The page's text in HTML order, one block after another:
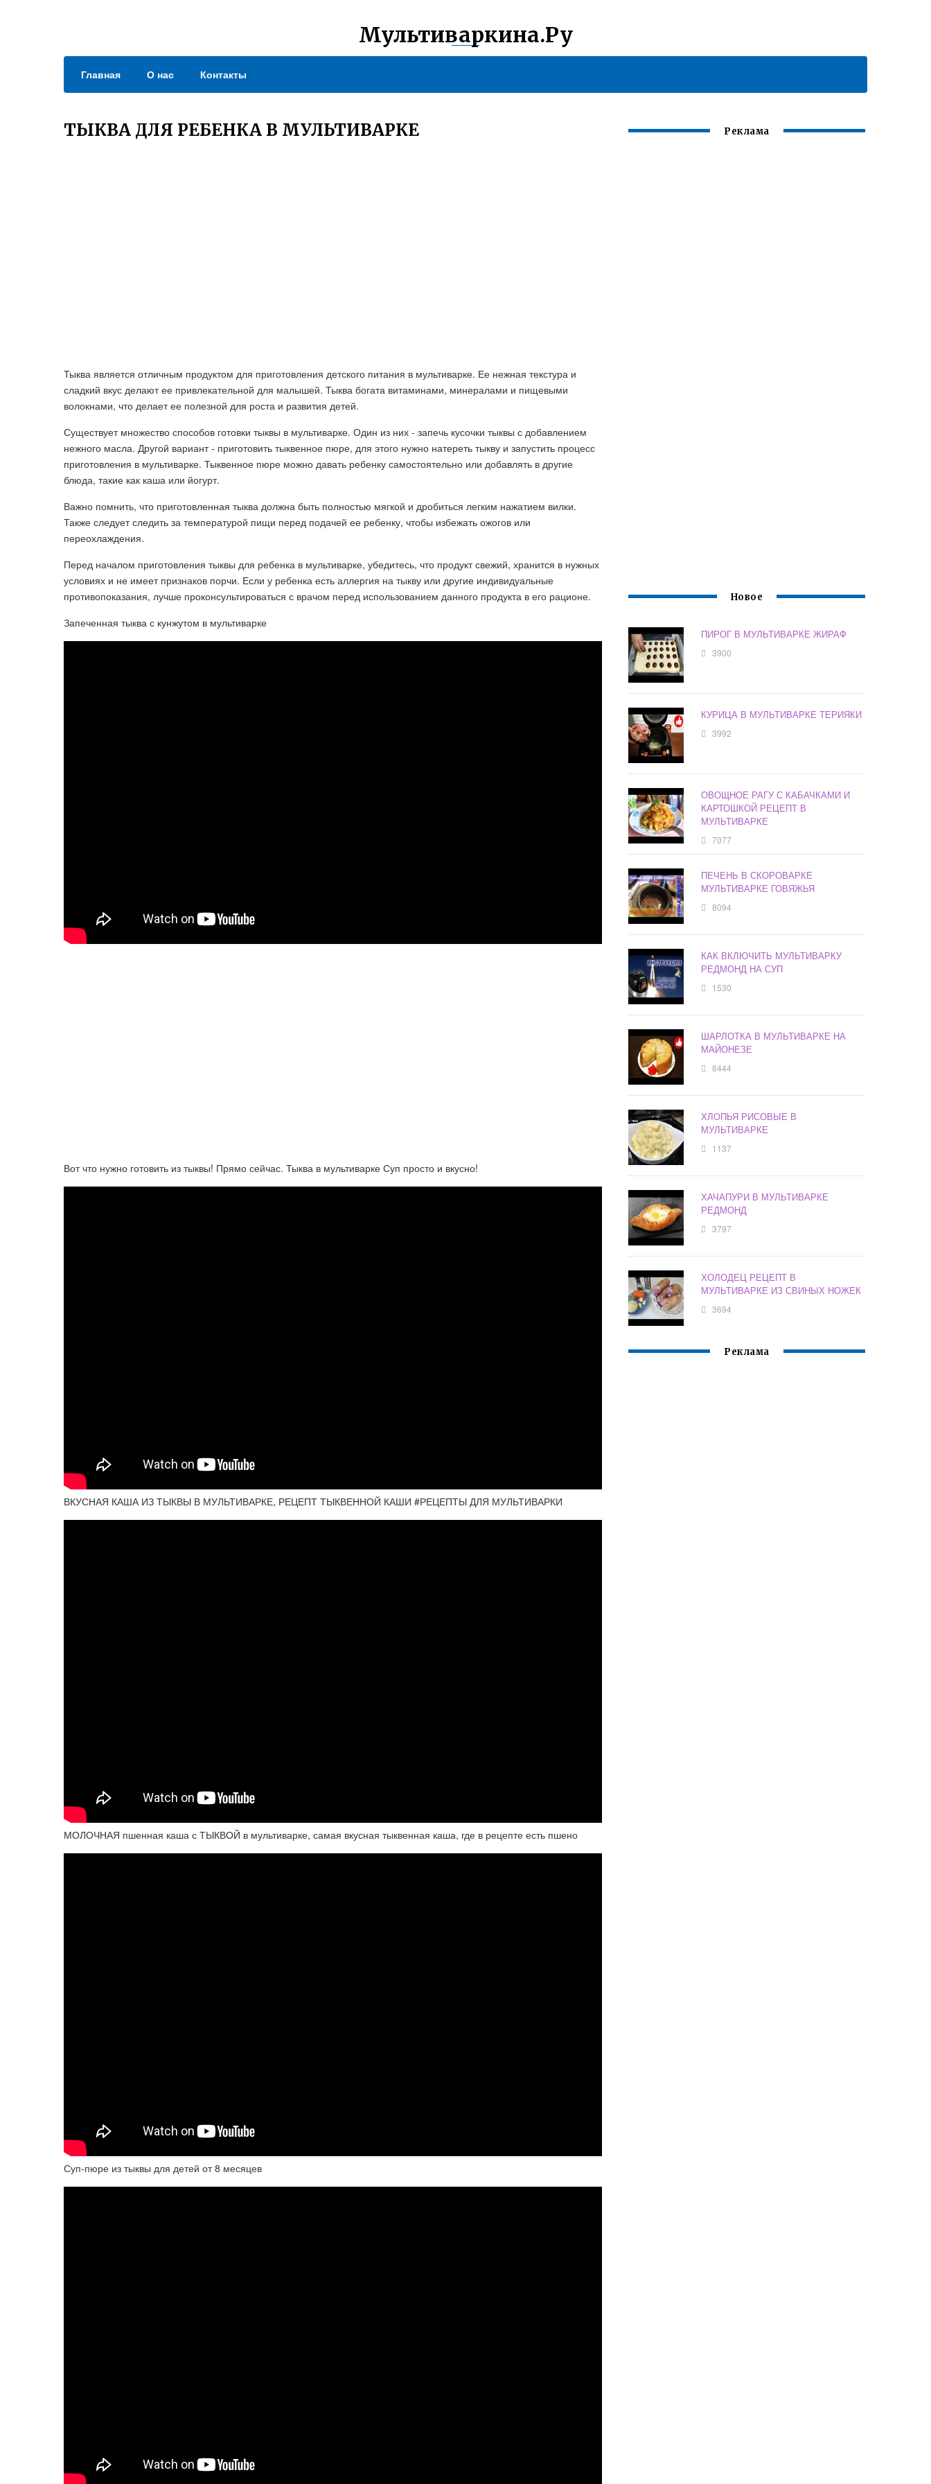
Мультиваркина.Ру
Главная О нас Контакты
ТЫКВА ДЛЯ РЕБЕНКА В МУЛЬТИВАРКЕ
Тыква является отличным продуктом для приготовления детского питания в мультиварке. Ее нежная текстура и
сладкий вкус делают ее привлекательной для малышей. Тыква богата витаминами, минералами и пищевыми
волокнами, что делает ее полезной для роста и развития детей.
Существует множество способов готовки тыквы в мультиварке. Один из них - запечь кусочки тыквы с добавлением
нежного масла. Другой вариант - приготовить тыквенное пюре, для этого нужно натереть тыкву и запустить процесс
приготовления в мультиварке. Тыквенное пюре можно давать ребенку самостоятельно или добавлять в другие
блюда, такие как каша или йогурт.
Важно помнить, что приготовленная тыква должна быть полностью мягкой и дробиться легким нажатием вилки.
Также следует следить за температурой пищи перед подачей ее ребенку, чтобы избежать ожогов или
переохлаждения.
Перед началом приготовления тыквы для ребенка в мультиварке, убедитесь, что продукт свежий, хранится в нужных
условиях и не имеет признаков порчи. Если у ребенка есть аллергия на тыкву или другие индивидуальные
противопоказания, лучше проконсультироваться с врачом перед использованием данного продукта в его рационе.
Запеченная тыква с кунжутом в мультиварке
Вот что нужно готовить из тыквы! Прямо сейчас. Тыква в мультиварке Суп просто и вкусно!
ВКУСНАЯ КАША ИЗ ТЫКВЫ В МУЛЬТИВАРКЕ, РЕЦЕПТ ТЫКВЕННОЙ КАШИ #РЕЦЕПТЫ ДЛЯ МУЛЬТИВАРКИ
МОЛОЧНАЯ пшенная каша с ТЫКВОЙ в мультиварке, самая вкусная тыквенная каша, где в рецепте есть пшено
Суп-пюре из тыквы для детей от 8 месяцев
Реклама
Новое
ПИРОГ В МУЛЬТИВАРКЕ ЖИРАФ
3900
КУРИЦА В МУЛЬТИВАРКЕ ТЕРИЯКИ
3992
ОВОЩНОЕ РАГУ С КАБАЧКАМИ И
КАРТОШКОЙ РЕЦЕПТ В
МУЛЬТИВАРКЕ
7077
ПЕЧЕНЬ В СКОРОВАРКЕ
МУЛЬТИВАРКЕ ГОВЯЖЬЯ
8094
КАК ВКЛЮЧИТЬ МУЛЬТИВАРКУ
РЕДМОНД НА СУП
1530
ШАРЛОТКА В МУЛЬТИВАРКЕ НА
МАЙОНЕЗЕ
8444
ХЛОПЬЯ РИСОВЫЕ В
МУЛЬТИВАРКЕ
1137
ХАЧАПУРИ В МУЛЬТИВАРКЕ
РЕДМОНД
3797
ХОЛОДЕЦ РЕЦЕПТ В
МУЛЬТИВАРКЕ ИЗ СВИНЫХ НОЖЕК
3694
Реклама